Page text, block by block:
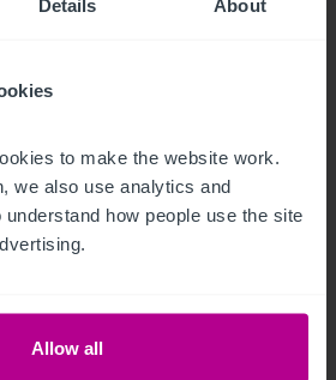
Details About
to make the website work.
we also use analytics and
how people use the site
Allow all